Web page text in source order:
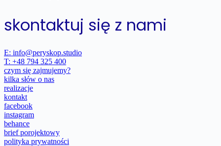
skontaktuj się z nami
E: info@peryskop.studio
T: +48 794 325 400
czym się zajmujemy?
kilka słów o nas
realizacje
kontakt
facebook
instagram
behance
brief porojektowy
polityka prywatności